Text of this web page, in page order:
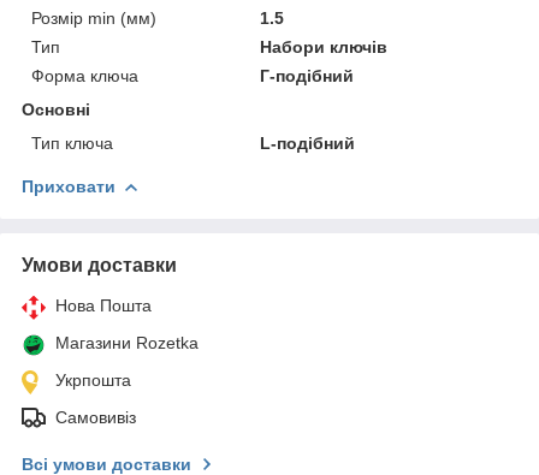
Розмір min (мм)
1.5
Тип
Набори ключів
Форма ключа
Г-подібний
Основні
Тип ключа
L-подібний
Приховати
Умови доставки
Нова Пошта
Магазини Rozetka
Укрпошта
Самовивіз
Всі умови доставки